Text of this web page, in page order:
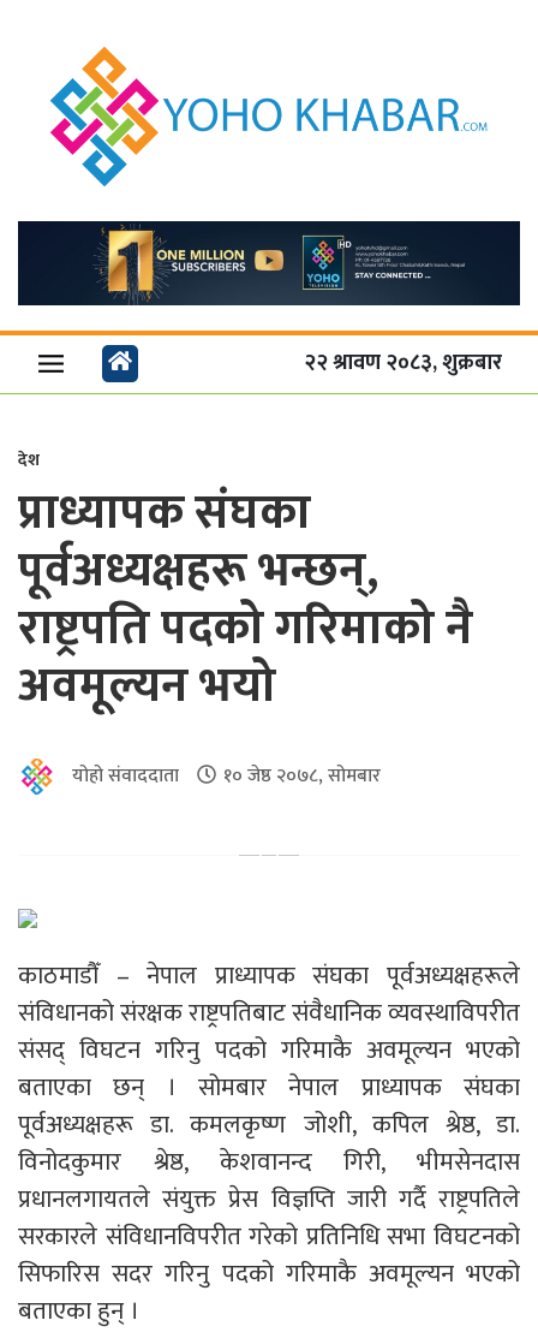
२२ श्रावण २०८३, शुक्रबार
देश
प्राध्यापक संघका
पूर्वअध्यक्षहरू भन्छन्,
राष्ट्रपति पदको गरिमाको नै
अवमूल्यन भयो
योहो संवाददाता १० जेष्ठ २०७८, सोमबार
काठमाडौँ – नेपाल प्राध्यापक संघका पूर्वअध्यक्षहरूले
संविधानको संरक्षक राष्ट्रपतिबाट संवैधानिक व्यवस्थाविपरीत
संसद् विघटन गरिनु पदको गरिमाकै अवमूल्यन भएको
बताएका छन् । सोमबार नेपाल प्राध्यापक संघका
पूर्वअध्यक्षहरू डा. कमलकृष्ण जोशी, कपिल श्रेष्ठ, डा.
विनोदकुमार श्रेष्ठ, केशवानन्द गिरी, भीमसेनदास
प्रधानलगायतले संयुक्त प्रेस विज्ञप्ति जारी गर्दै राष्ट्रपतिले
सरकारले संविधानविपरीत गरेको प्रतिनिधि सभा विघटनको
सिफारिस सदर गरिनु पदको गरिमाकै अवमूल्यन भएको
बताएका हुन् ।